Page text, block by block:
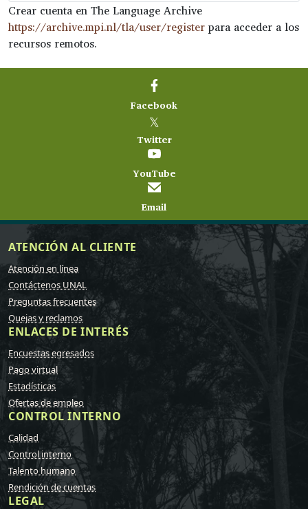
Crear cuenta en The Language Archive
https://archive.mpi.nl/tla/user/registerpara acceder a los
recursos remotos.
Facebook
𝕏
Twitter
YouTube
Email
ATENCIÓN AL CLIENTE
Atención en línea
Contáctenos UNAL
Preguntas frecuentes
Quejas y reclamos
ENLACES DE INTERÉS
Encuestas egresados
Pago virtual
Estadísticas
Ofertas de empleo
CONTROL INTERNO
Calidad
Control interno
Talento humano
Rendición de cuentas
LEGAL